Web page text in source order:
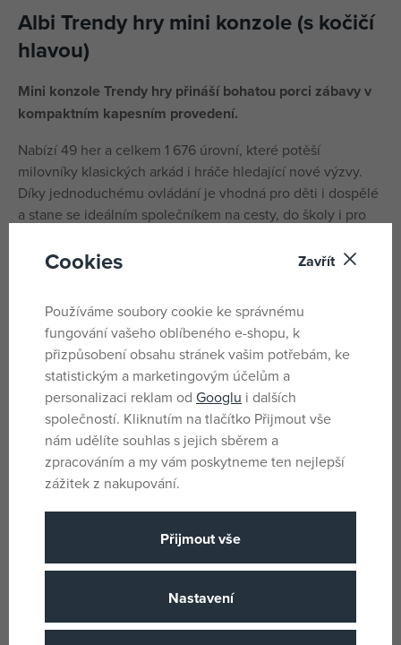
Albi Trendy hry mini konzole (s kočičí
hlavou)
Mini konzole Trendy hry přináší bohatou porci zábavy v
kompaktním kapesním provedení.
Nabízí 49 her a celkem 1 676 úrovní, které potěší
milovníky klasických arkád i hráče hledající nové výzvy.
Díky jednoduchému ovládání je vhodná pro děti i dospělé
a stane se ideálním společníkem na cesty, do školy i pro
K provozu jsou potřeba 2x 1,5 V AA baterie (nejsou
Vhodné od 6 let.
Parametry
Pohlaví Pro holky i kluky
Barva
Baterie Ano
Baterie součást balení
Materiál Plast
Věk od 6 let
Cookies Zavřít
Používáme soubory cookie ke správnému
fungování vašeho oblíbeného e-shopu, k
přizpůsobení obsahu stránek vašim potřebám, ke
statistickým a marketingovým účelům a
personalizaci reklam od Googlu i dalších
společností. Kliknutím na tlačítko Přijmout vše
nám udělíte souhlas s jejich sběrem a
zpracováním a my vám poskytneme ten nejlepší
zážitek z nakupování.
Přijmout vše
Nastavení